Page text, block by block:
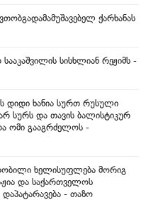
ქარხანას
სისხლიან რეჟიმს -
დიდი ხანია სურთ რუსული
სურს და თავის ბალისტიკურ
ომი გააგრძელოს -
ხელისუფლება მორიგ
და საქართველოს
- თაზო